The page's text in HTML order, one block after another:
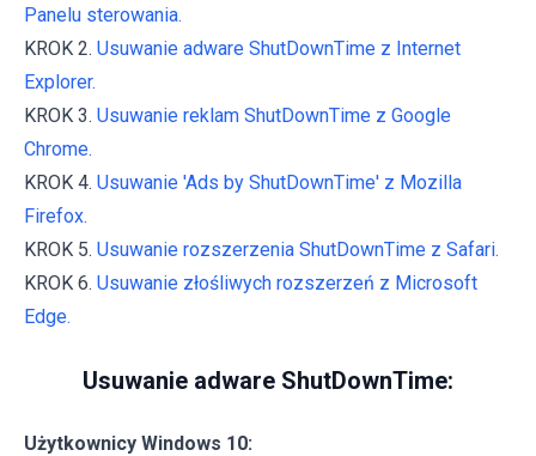
Panelu sterowania.
KROK 2. Usuwanie adware ShutDownTime z Internet
Explorer.
KROK 3. Usuwanie reklam ShutDownTime z Google
Chrome.
KROK 4. Usuwanie 'Ads by ShutDownTime' z Mozilla
Firefox.
KROK 5. Usuwanie rozszerzenia ShutDownTime z Safari.
KROK 6. Usuwanie złośliwych rozszerzeń z Microsoft
Edge.
Usuwanie adware ShutDownTime:
Użytkownicy Windows 10: